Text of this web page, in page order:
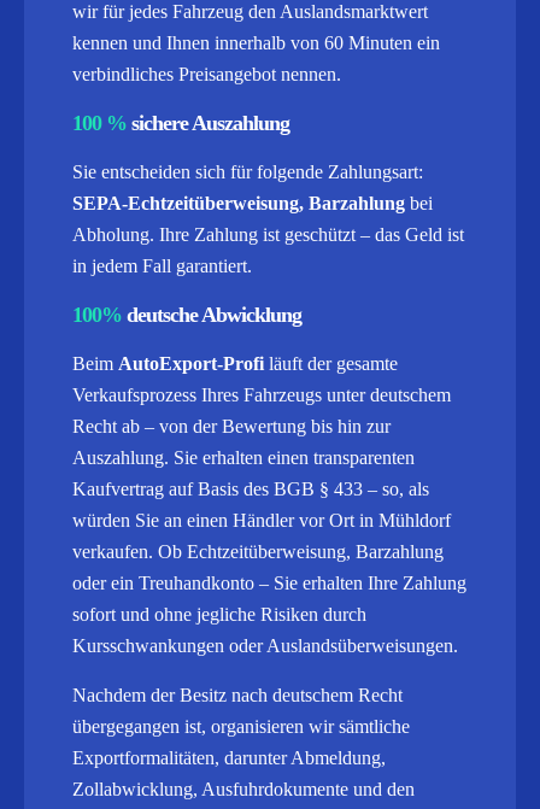
wir für jedes Fahrzeug den Auslandsmarktwert
kennen und Ihnen innerhalb von 60 Minuten ein
verbindliches Preisangebot nennen.
100 % sichere Auszahlung
Sie entscheiden sich für folgende Zahlungsart:
SEPA-Echtzeitüberweisung, Barzahlung bei
Abholung. Ihre Zahlung ist geschützt – das Geld ist
in jedem Fall garantiert.
100% deutsche Abwicklung
Beim AutoExport-Profi läuft der gesamte
Verkaufsprozess Ihres Fahrzeugs unter deutschem
Recht ab – von der Bewertung bis hin zur
Auszahlung. Sie erhalten einen transparenten
Kaufvertrag auf Basis des BGB § 433 – so, als
würden Sie an einen Händler vor Ort in Mühldorf
verkaufen. Ob Echtzeitüberweisung, Barzahlung
oder ein Treuhandkonto – Sie erhalten Ihre Zahlung
sofort und ohne jegliche Risiken durch
Kursschwankungen oder Auslandsüberweisungen.
Nachdem der Besitz nach deutschem Recht
übergegangen ist, organisieren wir sämtliche
Exportformalitäten, darunter Abmeldung,
Zollabwicklung, Ausfuhrdokumente und den